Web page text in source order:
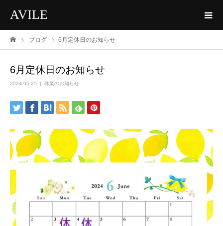
AVILE
ブログ 6月定休日のお知らせ
6月定休日のお知らせ
2024.05.25 休業のお知らせ